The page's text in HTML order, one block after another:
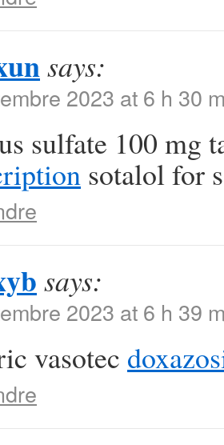
says:
2023 at 6 h 30
sulfate 100 mg
sotalol for
says:
2023 at 6 h 39
vasotec